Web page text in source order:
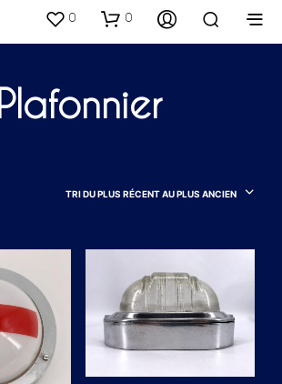
0 0
Plafonnier
TRI DU PLUS RÉCENT AU PLUS ANCIEN